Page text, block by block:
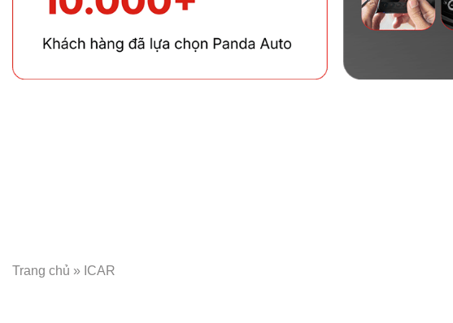
Trang chủ » ICAR